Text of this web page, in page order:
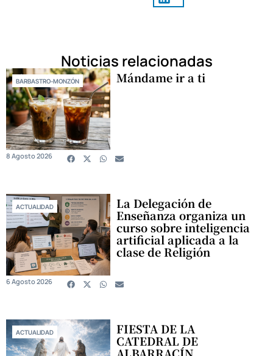
Noticias relacionadas
BARBASTRO-MONZÓN Mándame ir a ti
8 Agosto 2026
ACTUALIDAD La Delegación de
Enseñanza organiza un
curso sobre inteligencia
artificial aplicada a la
clase de Religión
6 Agosto 2026
ACTUALIDAD FIESTA DE LA
CATEDRAL DE